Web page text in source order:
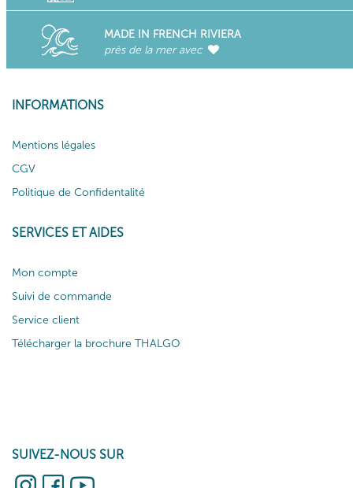
MADE IN FRENCH RIVIERA
près de la mer avec
INFORMATIONS
Mentions légales
CGV
Politique de Confidentalité
SERVICES ET AIDES
Mon compte
Suivi de commande
Service client
Télécharger la brochure THALGO
SUIVEZ-NOUS SUR